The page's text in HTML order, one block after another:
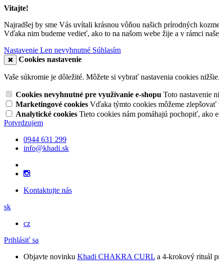
Vitajte!
Najradšej by sme Vás uvítali krásnou vôňou našich prírodných
Vďaka nim budeme vedieť, ako to na našom webe žije a v rámci
Nastavenie Len nevyhnutné Súhlasím
Cookies nastavenie
Vaše súkromie je dôležité. Môžete si vybrať nastavenia cookies nižšie.
Cookies nevyhnutné pre využívanie e-shopu Toto nastavenie
Marketingové cookies Vďaka týmto cookies môžeme
Analytické cookies Tieto cookies nám pomáhajú pochopiť, ako
Potvrdzujem
0944 631 299
info@khadi.sk
Kontaktujte nás
sk
cz
Prihlásiť sa
Objavte novinku Khadi CHAKRA CURL a 4-krokový rituál